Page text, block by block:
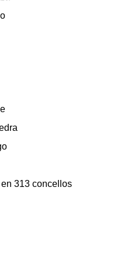
313 concellos